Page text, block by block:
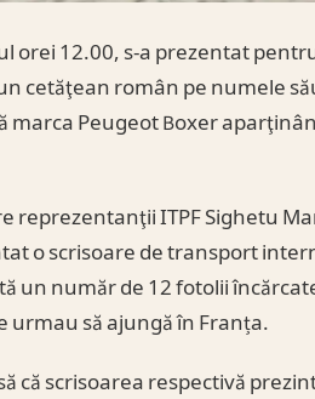
orei 12.00, s-a prezentat
cetăţean român pe numele
marca Peugeot Boxer
reprezentanţii ITPF Sighetu
o scrisoare de transport
un număr de 12 fotolii
urmau să ajungă în Franța.
că scrisoarea respectivă